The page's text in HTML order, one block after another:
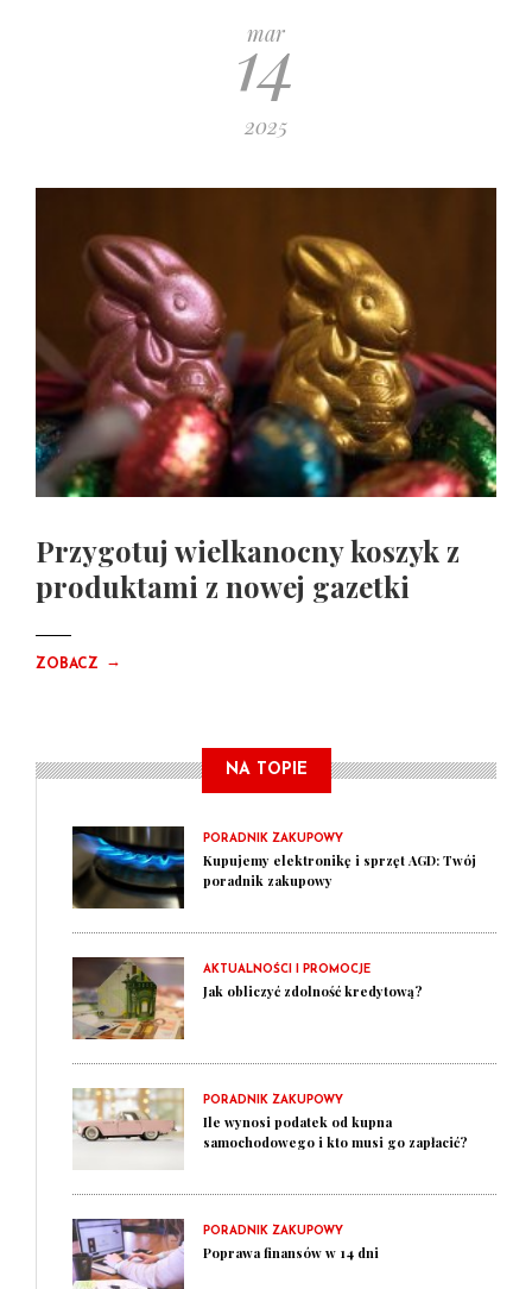
mar
14
2025
Przygotuj wielkanocny koszyk z
produktami z nowej gazetki
ZOBACZ →
NA TOPIE
PORADNIK ZAKUPOWY
Kupujemy elektronikę i sprzęt AGD: Twój
poradnik zakupowy
AKTUALNOŚCI I PROMOCJE
Jak obliczyć zdolność kredytową?
PORADNIK ZAKUPOWY
Ile wynosi podatek od kupna
samochodowego i kto musi go zapłacić?
PORADNIK ZAKUPOWY
Poprawa finansów w 14 dni